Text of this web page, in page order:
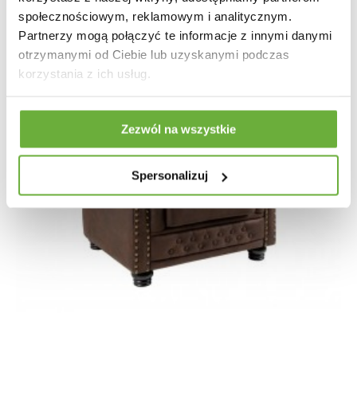
społecznościowym, reklamowym i analitycznym.
Partnerzy mogą połączyć te informacje z innymi danymi
otrzymanymi od Ciebie lub uzyskanymi podczas
korzystania z ich usług.
Zezwól na wszystkie
Spersonalizuj